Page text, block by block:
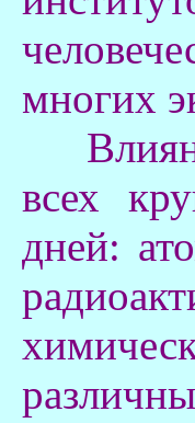
многих
всех
дней: